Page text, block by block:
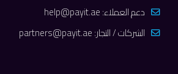
دعم العملاء:help@payit.ae
الشركات / التجار:partners@payit.ae